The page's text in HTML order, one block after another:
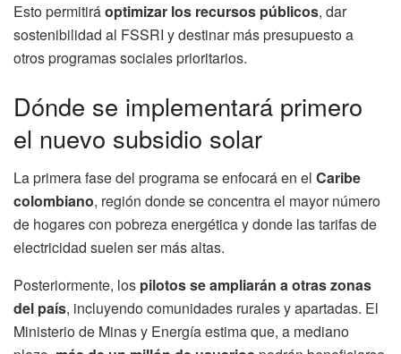
Esto permitiráoptimizar los recursos públicos, dar
sostenibilidad al FSSRI y destinar más presupuesto a
otros programas sociales prioritarios.
Dónde se implementará primero
el nuevo subsidio solar
La primera fase del programa se enfocará en el Caribe
colombiano, región donde se concentra el mayor número
de hogares con pobreza energética y donde las tarifas de
electricidad suelen ser más altas.
Posteriormente, los pilotos se ampliarán a otras zonas
del país, incluyendo comunidades rurales y apartadas. El
Ministerio de Minas y Energía estima que, a mediano